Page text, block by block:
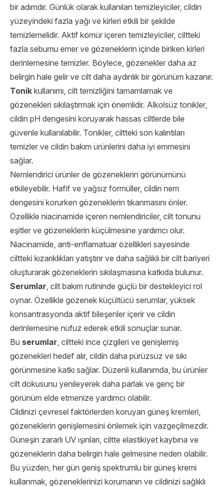
bir adımdır. Günlük olarak kullanılan temizleyiciler, cildin
yüzeyindeki fazla yağı ve kirleri etkili bir şekilde
temizlemelidir. Aktif kömür içeren temizleyiciler, ciltteki
fazla sebumu emer ve gözeneklerin içinde biriken kirleri
derinlemesine temizler. Böylece, gözenekler daha az
belirgin hale gelir ve cilt daha aydınlık bir görünüm kazanır.
Tonik kullanımı, cilt temizliğini tamamlamak ve
gözenekleri sıkılaştırmak için önemlidir. Alkolsüz tonikler,
cildin pH dengesini koruyarak hassas ciltlerde bile
güvenle kullanılabilir. Tonikler, ciltteki son kalıntıları
temizler ve cildin bakım ürünlerini daha iyi emmesini
sağlar.
Nemlendirici ürünler de gözeneklerin görünümünü
etkileyebilir. Hafif ve yağsız formüller, cildin nem
dengesini korurken gözeneklerin tıkanmasını önler.
Özellikle niacinamide içeren nemlendiriciler, cilt tonunu
eşitler ve gözeneklerin küçülmesine yardımcı olur.
Niacinamide, anti-enflamatuar özellikleri sayesinde
ciltteki kızarıklıkları yatıştırır ve daha sağlıklı bir cilt bariyeri
oluşturarak gözeneklerin sıkılaşmasına katkıda bulunur.
Serumlar, cilt bakım rutininde güçlü bir destekleyici rol
oynar. Özellikle gözenek küçültücü serumlar, yüksek
konsantrasyonda aktif bileşenler içerir ve cildin
derinlemesine nüfuz ederek etkili sonuçlar sunar.
Bu serumlar, ciltteki ince çizgileri ve genişlemiş
gözenekleri hedef alır, cildin daha pürüzsüz ve sıkı
görünmesine katkı sağlar. Düzenli kullanımda, bu ürünler
cilt dokusunu yenileyerek daha parlak ve genç bir
görünüm elde etmenize yardımcı olabilir.
Cildinizi çevresel faktörlerden koruyan güneş kremleri,
gözeneklerin genişlemesini önlemek için vazgeçilmezdir.
Güneşin zararlı UV ışınları, ciltte elastikiyet kaybına ve
gözeneklerin daha belirgin hale gelmesine neden olabilir.
Bu yüzden, her gün geniş spektrumlu bir güneş kremi
kullanmak, gözeneklerinizi korumanın ve cildinizi sağlıklı